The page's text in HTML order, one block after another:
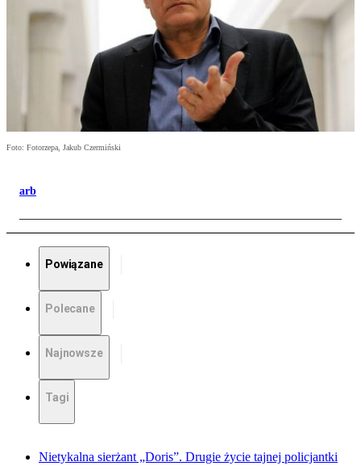
Foto: Fotorzepa, Jakub Czermiński
arb
Powiązane
Polecane
Najnowsze
Tagi
Nietykalna sierżant „Doris”. Drugie życie tajnej policjantki